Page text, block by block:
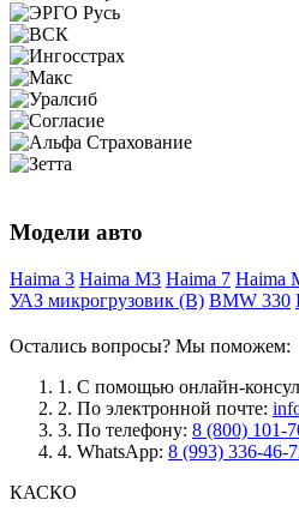
Модели авто
Haima 3 Haima M3 Haima 7 Haima
УАЗ микрогрузовик (B) BMW 330
Остались вопросы? Мы поможем:
1. С помощью онлайн-
2. По электронной почте:
3. По телефону: 8 (800) 101-
4. WhatsApp: 8 (993) 336-46-
КАСКО